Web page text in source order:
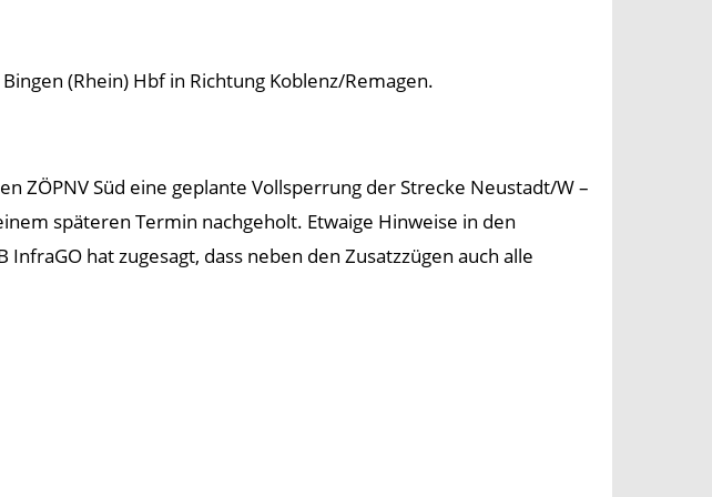
(Rhein) Hbf in Richtung Koblenz/Remagen.
ZÖPNV Süd eine geplante Vollsperrung der Strecke Neustadt/W –
späteren Termin nachgeholt. Etwaige Hinweise in den
hat zugesagt, dass neben den Zusatzzügen auch alle